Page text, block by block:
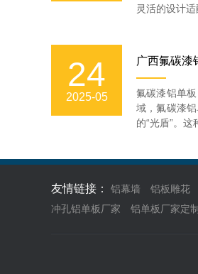
灵活的设计适
24
2025-05
广西氟碳漆
氟碳漆铝单
域，氟碳漆
的“光盾”。这
友情链接： 铝幕墙 铝板雕花
冲孔铝单板厂家
铝单板厂家定制